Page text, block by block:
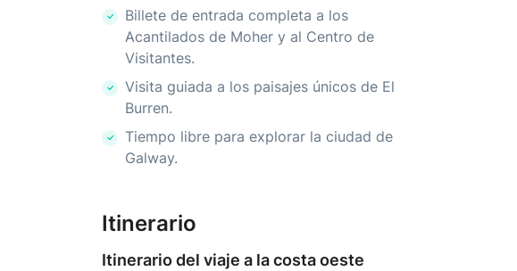
Billete de entrada completa a los
Acantilados de Moher y al Centro de
Visitantes.
Visita guiada a los paisajes únicos de El
Burren.
Tiempo libre para explorar la ciudad de
Galway.
Itinerario
Itinerario del viaje a la costa oeste